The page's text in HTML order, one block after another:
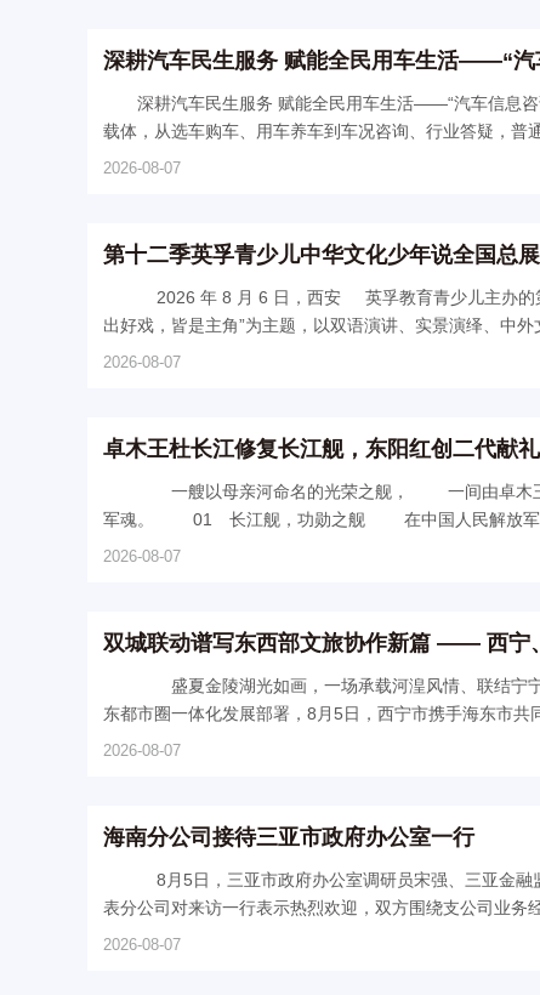
深耕汽车民生服务 赋能全民用车生活——“汽
深耕汽车民生服务 赋能全民用车生活——“汽车信息咨询”全域互联网平台初心纪实 随着汽车
载体，从选车购车、用车养车到车况咨询、行业答疑，普
2026-08-07
第十二季英孚青少儿中华文化少年说全国总
2026 年 8 月 6 日，西安 英孚教育青少儿主办的第十二季 “中华文化少年说” 全国总展演于古都西安的大唐芙蓉园中盛大开启。活动以“一
出好戏，皆是主角”为主题，以双语演讲、实景演绎、中外
2026-08-07
卓木王杜长江修复长江舰，东阳红创二代献
一艘以母亲河命名的光荣之舰， 一间由卓木王复原的伟人居室， 一位名叫长江的卓木王接班人， 三者交汇，木纹里便有了
军魂。 01 长江舰，功勋之舰 在中
2026-08-07
双城联动谱写东西部文旅协作新篇 —— 西宁
盛夏金陵湖光如画，一场承载河湟风情、联结宁
东都市圈一体化发展部署，8月5日，西宁市携手海东市共
2026-08-07
海南分公司接待三亚市政府办公室一行
8月5日，三亚市政府办公室调研员宋强、三亚金融
表分公司对来访一行表示热烈欢迎，双方围绕支公司业务
2026-08-07